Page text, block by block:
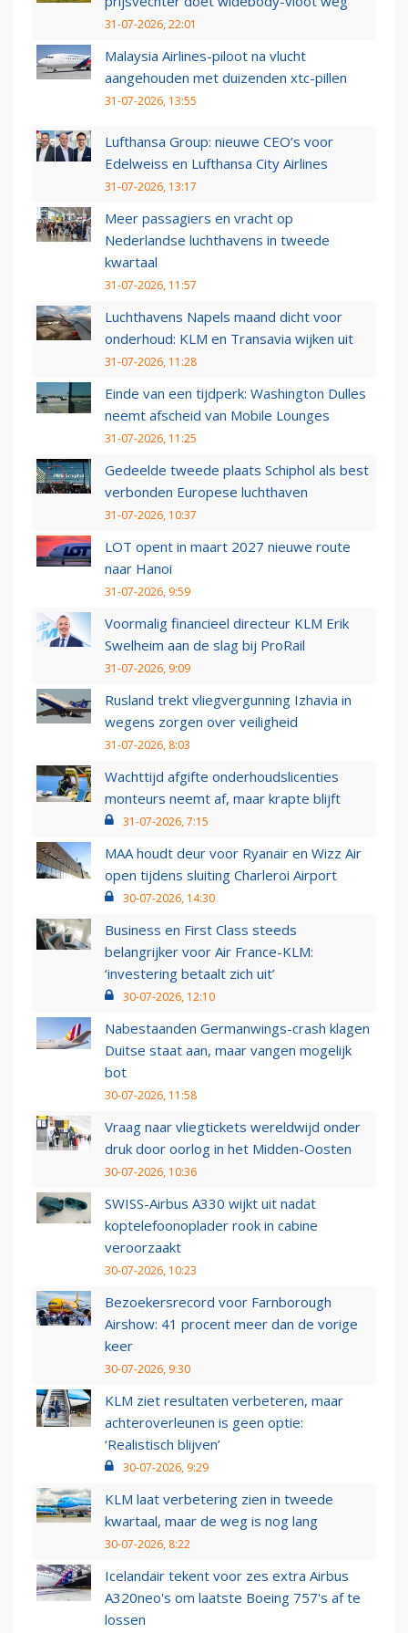
31-07-2026, 22:01
Malaysia Airlines-piloot na vlucht
aangehouden met duizenden xtc-pillen
31-07-2026, 13:55
Lufthansa Group: nieuwe CEO’s voor
Edelweiss en Lufthansa City Airlines
31-07-2026, 13:17
Meer passagiers en vracht op
Nederlandse luchthavens in tweede
kwartaal
31-07-2026, 11:57
Luchthavens Napels maand dicht voor
onderhoud: KLM en Transavia wijken uit
31-07-2026, 11:28
Einde van een tijdperk: Washington Dulles
neemt afscheid van Mobile Lounges
31-07-2026, 11:25
Gedeelde tweede plaats Schiphol als best
verbonden Europese luchthaven
31-07-2026, 10:37
LOT opent in maart 2027 nieuwe route
naar Hanoi
31-07-2026, 9:59
Voormalig financieel directeur KLM Erik
Swelheim aan de slag bij ProRail
31-07-2026, 9:09
Rusland trekt vliegvergunning Izhavia in
wegens zorgen over veiligheid
31-07-2026, 8:03
Wachttijd afgifte onderhoudslicenties
monteurs neemt af, maar krapte blijft
31-07-2026, 7:15
MAA houdt deur voor Ryanair en Wizz Air
open tijdens sluiting Charleroi Airport
30-07-2026, 14:30
Business en First Class steeds
belangrijker voor Air France-KLM:
‘investering betaalt zich uit’
30-07-2026, 12:10
Nabestaanden Germanwings-crash klagen
Duitse staat aan, maar vangen mogelijk
bot
30-07-2026, 11:58
Vraag naar vliegtickets wereldwijd onder
druk door oorlog in het Midden-Oosten
30-07-2026, 10:36
SWISS-Airbus A330 wijkt uit nadat
koptelefoonoplader rook in cabine
veroorzaakt
30-07-2026, 10:23
Bezoekersrecord voor Farnborough
Airshow: 41 procent meer dan de vorige
keer
30-07-2026, 9:30
KLM ziet resultaten verbeteren, maar
achteroverleunen is geen optie:
‘Realistisch blijven’
30-07-2026, 9:29
KLM laat verbetering zien in tweede
kwartaal, maar de weg is nog lang
30-07-2026, 8:22
Icelandair tekent voor zes extra Airbus
A320neo's om laatste Boeing 757's af te
lossen